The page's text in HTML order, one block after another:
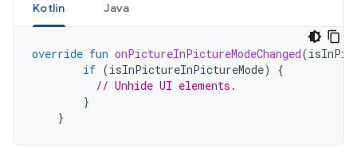
Kotlin Java
override fun onPictureInPictureModeChanged(
if (isInPictureInPictureMode)
{
// Unhide UI elements.
}
}